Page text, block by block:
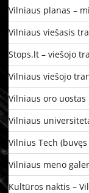
Vilniaus planas –
Vilniaus viešasis
Stops.lt – viešojo
Vilniaus viešojo
Vilniaus oro uostas
Vilniaus
Vilnius Tech (buvęs
Vilniaus meno
Kultūros naktis –